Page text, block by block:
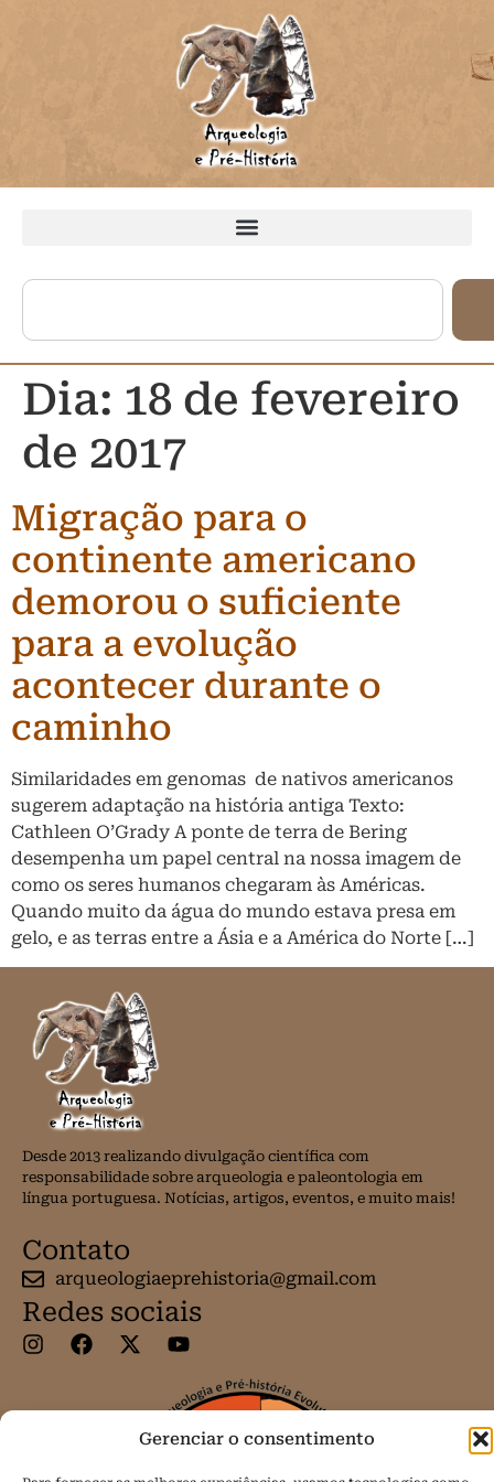
Gerenciar o consentimento
Dia: 18 de fevereiro
de 2017
Migração para o
continente americano
demorou o suficiente
para a evolução
acontecer durante o
caminho
Similaridades em genomas de nativos americanos
sugerem adaptação na história antiga Texto:
Cathleen O’Grady A ponte de terra de Bering
desempenha um papel central na nossa imagem de
como os seres humanos chegaram às Américas.
Quando muito da água do mundo estava presa em
gelo, e as terras entre a Ásia e a América do Norte […]
Desde 2013 realizando divulgação científica com
responsabilidade sobre arqueologia e paleontologia em
língua portuguesa. Notícias, artigos, eventos, e muito mais!
Contato
arqueologiaeprehistoria@gmail.com
Redes sociais